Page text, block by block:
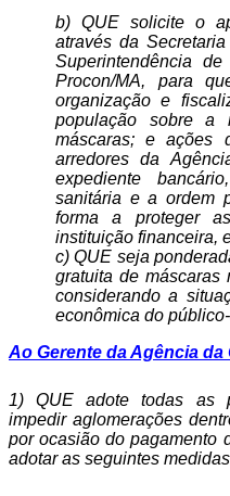
b) QUE solicite o
através da
Superintendência
Procon/MA, para
organização e
população sobre a
máscaras; e ações
arredores da
expediente
sanitária e a ordem
forma a proteger
instituição financeira,
c) QUE seja
gratuita de máscaras
considerando a
econômica do
Ao Gerente da Agência da
1) QUE adote todas as
impedir aglomerações
por ocasião do pagamento
adotar as seguintes